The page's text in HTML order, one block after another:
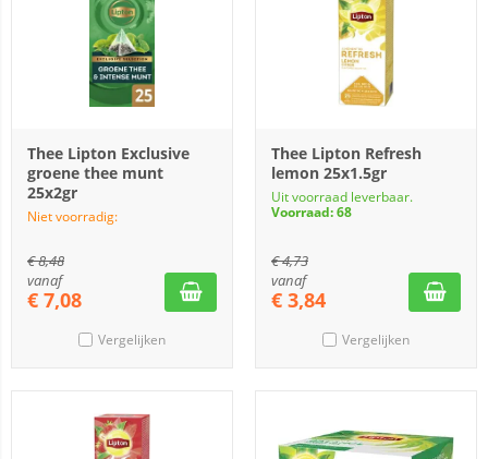
Thee Lipton Exclusive
groene thee munt
25x2gr
Niet voorradig:
€8,48
vanaf
€ 7,08
Vergelijken
Thee Lipton Refresh
lemon 25x1.5gr
Uit voorraad leverbaar.
Voorraad: 68
€4,73
vanaf
€ 3,84
Vergelijken